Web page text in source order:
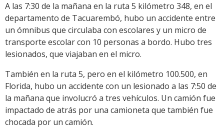
A las 7:30 de la mañana en la ruta 5 kilómetro 348, en el
departamento de Tacuarembó, hubo un accidente entre
un ómnibus que circulaba con escolares y un micro de
transporte escolar con 10 personas a bordo. Hubo tres
lesionados, que viajaban en el micro.
También en la ruta 5, pero en el kilómetro 100.500, en
Florida, hubo un accidente con un lesionado a las 7:50 de
la mañana que involucró a tres vehículos. Un camión fue
impactado de atrás por una camioneta que también fue
chocada por un camión.